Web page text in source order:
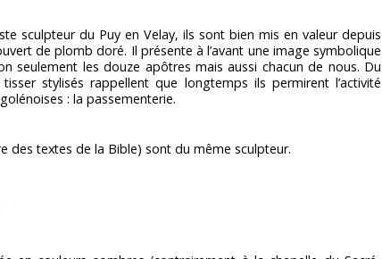
sculpteur du Puy en Velay, ils sont bien mis en valeur depuis
de plomb doré. Il présente à l’avant une image symbolique
seulement les douze apôtres mais aussi chacun de nous. Du
stylisés rappellent que longtemps ils permirent l’activité
: la passementerie.
des textes de la Bible) sont du même sculpteur.